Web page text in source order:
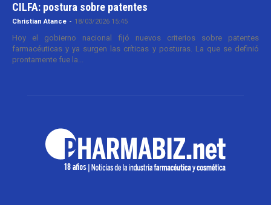
CILFA: postura sobre patentes
Christian Atance - 18/03/2026 15:45
Hoy el gobierno nacional fijó nuevos criterios sobre patentes
farmacéuticas y ya surgen las críticas y posturas. La que se definió
prontamente fue la...